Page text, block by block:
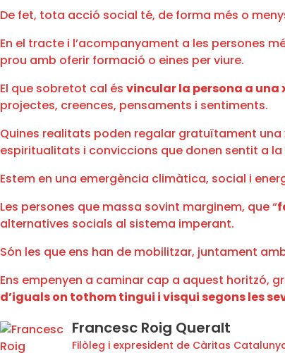
De fet, tota acció social té, de forma més o
En el tracte i l’acompanyament a les persones
prou amb oferir formació o eines per viure.
El que sobretot cal és vincular la persona a
projectes, creences, pensaments i sentiments.
Quines realitats poden regalar gratuïtament
espiritualitats i conviccions que donen sentit a
Estem en una emergència climàtica, social i
Les persones que massa sovint marginem, que “
alternatives socials al sistema imperant.
Són les que ens han de mobilitzar, juntament
Ens empenyen a caminar cap a aquest horitzó,
d’iguals on tothom tingui i visqui segons les
Francesc Roig Queralt
Filòleg i expresident de Càritas